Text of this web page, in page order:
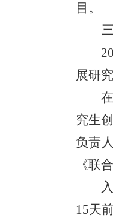
目。
展研
究生
负责
《联
15天